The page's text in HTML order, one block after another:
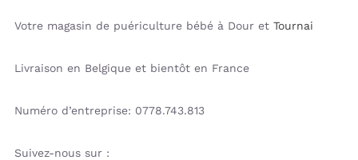
Votre magasin de puériculture bébé à Dour et Tournai
Livraison en Belgique et bientôt en France
Numéro d’entreprise: 0778.743.813
Suivez-nous sur :